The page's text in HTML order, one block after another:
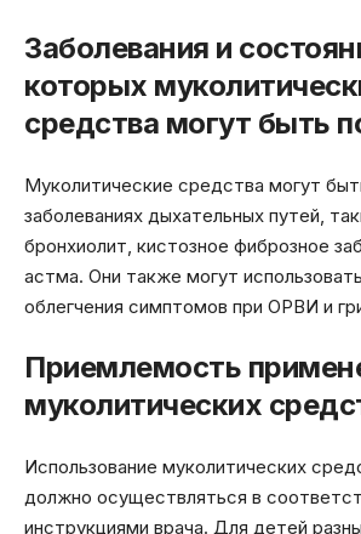
Заболевания и
которых
средства могут быть
Муколитические средства могут
заболеваниях дыхательных путей,
бронхиолит, кистозное фиброзное
астма. Они также могут
облегчения симптомов при ОРВИ и
Приемлемость
муколитических
Использование муколитических
должно осуществляться в
инструкциями врача. Для детей